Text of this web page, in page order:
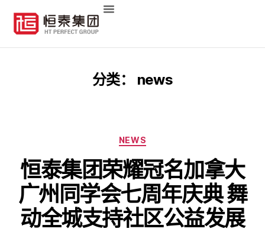
分类： news
NEWS
恒泰集团荣耀冠名加拿大
广州同学会七周年庆典 舞
动全城支持社区公益发展